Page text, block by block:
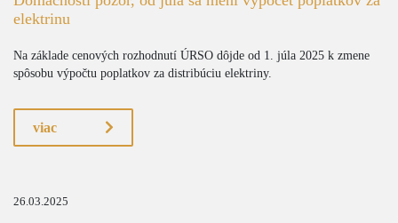
elektrinu
Na základe cenových rozhodnutí ÚRSO dôjde od 1. júla 2025 k zmene
spôsobu výpočtu poplatkov za distribúciu elektriny.
viac
26.03.2025